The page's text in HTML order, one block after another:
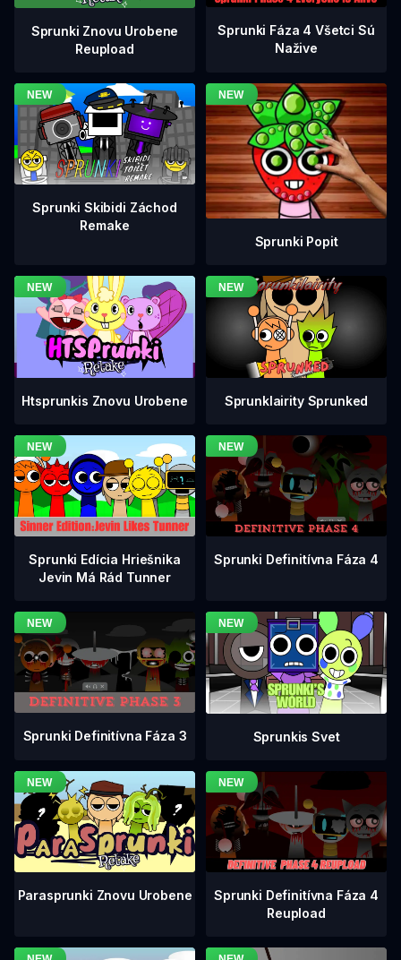
Sprunki Znovu Urobene
Reupload
Sprunki Fáza 4 Všetci Sú
Nažive
Sprunki Skibidi Záchod
Remake
Sprunki Popit
Htsprunkis Znovu Urobene Sprunklairity Sprunked
Sprunki Edícia Hriešnika
Jevin Má Rád Tunner
Sprunki Definitívna Fáza 4
Sprunki Definitívna Fáza 3 Sprunkis Svet
Parasprunki Znovu Urobene
Sprunki Definitívna Fáza 4
Reupload